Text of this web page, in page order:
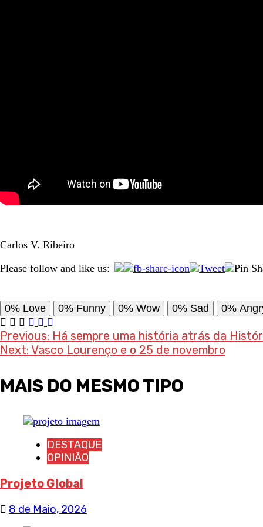
Carlos V. Ribeiro
Please follow and like us:
0% Love 0% Funny 0% Wow 0% Sad 0%
Post
navigation
Previous: Há sempre uma história atrás da
Next: Vasco Lourenço e o 25 de novembro
MAIS DO MESMO TIPO
DESTAQUE
OPINIÃO
Projeto Global
8 de Maio, 2026